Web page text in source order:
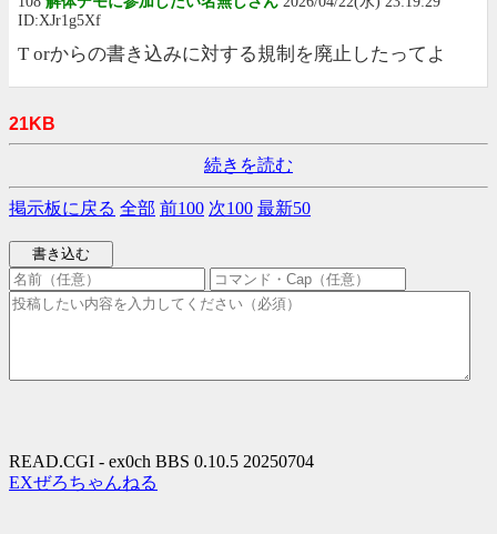
ID:XJr1g5Xf
T orからの書き込みに対する規制を廃止したってよ
21KB
続きを読む
掲示板に戻る 全部 前100 次100 最新50
READ.CGI - ex0ch BBS 0.10.5 20250704
EXぜろちゃんねる